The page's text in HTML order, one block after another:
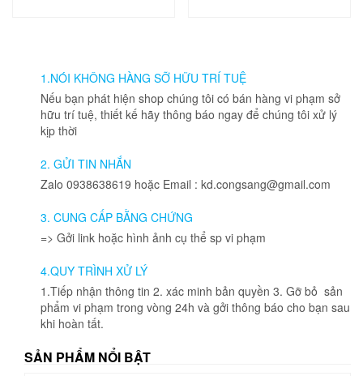
1.NÓI KHÔNG HÀNG SỠ HỮU TRÍ TUỆ
Nếu bạn phát hiện shop chúng tôi có bán hàng vi phạm sở
hữu trí tuệ, thiết kế hãy thông báo ngay để chúng tôi xử lý
kịp thời
2. GỬI TIN NHẮN
Zalo 0938638619 hoặc Email : kd.congsang@gmail.com
3. CUNG CẤP BẰNG CHỨNG
=> Gởi link hoặc hình ảnh cụ thể sp vi phạm
4.QUY TRÌNH XỬ LÝ
1.Tiếp nhận thông tin 2. xác minh bản quyền 3. Gỡ bỏ sản
phẩm vi phạm trong vòng 24h và gởi thông báo cho bạn sau
khi hoàn tất.
SẢN PHẨM NỔI BẬT